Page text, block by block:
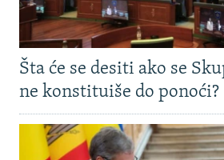
Šta će se desiti ako se
ne konstituiše do ponoći?